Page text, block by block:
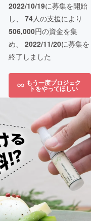
2022/10/19に募集を開始
し、 74人の支援により
506,000円の資金を集
め、 2022/11/20に募集を
終了しました
もう一度プロジェク
トをやってほしい